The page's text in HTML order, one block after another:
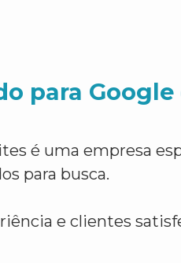
para Google
é uma empresa
para busca.
e clientes